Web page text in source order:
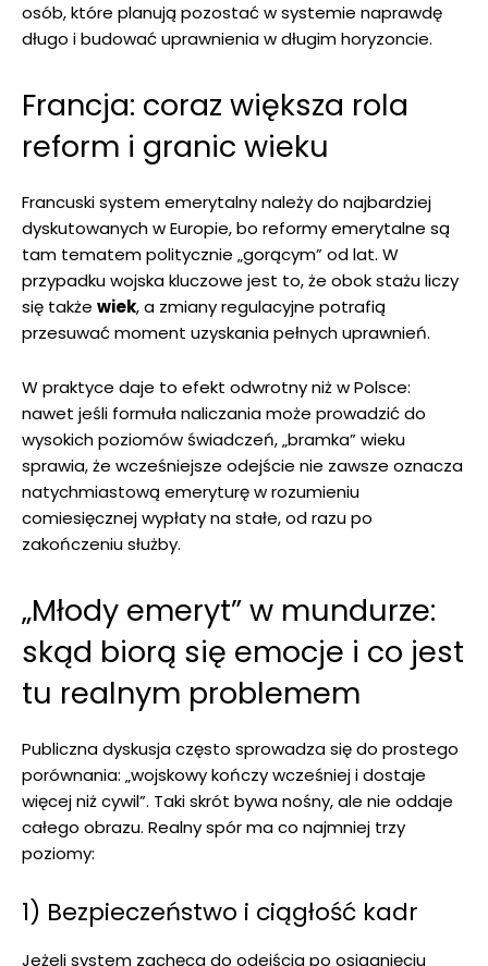
osób, które planują pozostać w systemie naprawdę
długo i budować uprawnienia w długim horyzoncie.
Francja: coraz większa rola
reform i granic wieku
Francuski system emerytalny należy do najbardziej
dyskutowanych w Europie, bo reformy emerytalne są
tam tematem politycznie „gorącym” od lat. W
przypadku wojska kluczowe jest to, że obok stażu liczy
się także wiek, a zmiany regulacyjne potrafią
przesuwać moment uzyskania pełnych uprawnień.
W praktyce daje to efekt odwrotny niż w Polsce:
nawet jeśli formuła naliczania może prowadzić do
wysokich poziomów świadczeń, „bramka” wieku
sprawia, że wcześniejsze odejście nie zawsze oznacza
natychmiastową emeryturę w rozumieniu
comiesięcznej wypłaty na stałe, od razu po
zakończeniu służby.
„Młody emeryt” w mundurze:
skąd biorą się emocje i co jest
tu realnym problemem
Publiczna dyskusja często sprowadza się do prostego
porównania: „wojskowy kończy wcześniej i dostaje
więcej niż cywil”. Taki skrót bywa nośny, ale nie oddaje
całego obrazu. Realny spór ma co najmniej trzy
poziomy:
1) Bezpieczeństwo i ciągłość kadr
Jeżeli system zachęca do odejścia po osiągnięciu